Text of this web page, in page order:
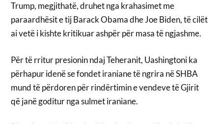
Trump, megjithatë, druhet nga krahasimet me
paraardhësit e tij Barack Obama dhe Joe Biden, të cilët
ai vetë i kishte kritikuar ashpër për masa të ngjashme.
Për të rritur presionin ndaj Teheranit, Uashingtoni ka
përhapur idenë se fondet iraniane të ngrira në SHBA
mund të përdoren për rindërtimin e vendeve të Gjirit
që janë goditur nga sulmet iraniane.